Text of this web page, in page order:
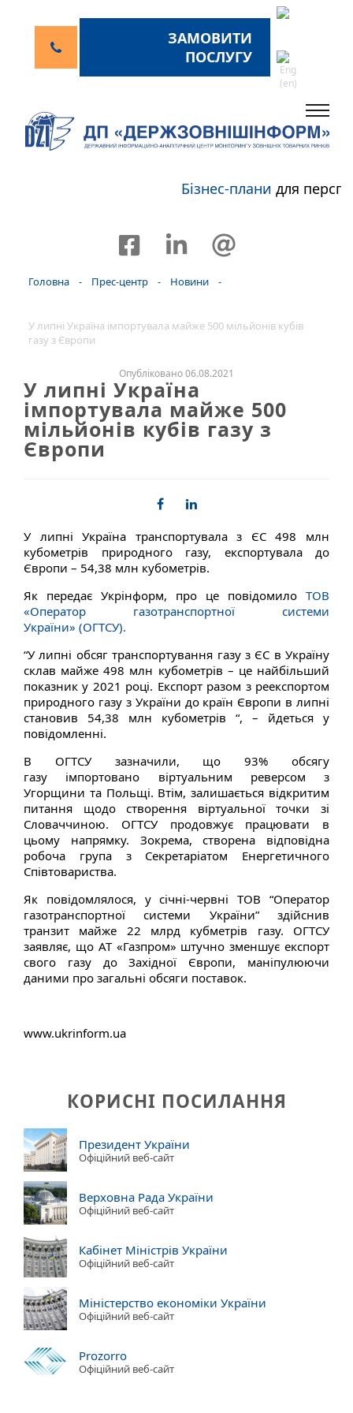
ЗАМОВИТИ
ПОСЛУГУ
Бізнес-планидля
Головна - Прес-центр - Новини -
У липні Україна імпортувала майже 500 мільйонів кубів
газу з Європи
Опубліковано 06.08.2021
У липні Україна
імпортувала майже 500
мільйонів кубів газу з
Європи
У липні Україна транспортувала з ЄС 498 млн
кубометрів природного газу, експортувала до
Європи – 54,38 млн кубометрів.
Як передає Укрінформ, про це повідомило ТОВ
«Оператор газотранспортної системи
України» (ОГТСУ).
“У липні обсяг транспортування газу з ЄС в Україну
склав майже 498 млн кубометрів – це найбільший
показник у 2021 році. Експорт разом з реекспортом
природного газу з України до країн Європи в липні
становив 54,38 млн кубометрів “, – йдеться у
повідомленні.
В ОГТСУ зазначили, що 93% обсягу
газу імпортовано віртуальним реверсом з
Угорщини та Польщі. Втім, залишається відкритим
питання щодо створення віртуальної точки зі
Словаччиною. ОГТСУ продовжує працювати в
цьому напрямку. Зокрема, створена відповідна
робоча група з Секретаріатом Енергетичного
Співтовариства.
Як повідомлялося, у січні-червні ТОВ “Оператор
газотранспортної системи України” здійснив
транзит майже 22 млрд кубметрів газу. ОГТСУ
заявляє, що АТ «Газпром» штучно зменшує експорт
свого газу до Західної Європи, маніпулюючи
даними про загальні обсяги поставок.
www.ukrinform.ua
КОРИСНІ ПОСИЛАННЯ
Президент України
Офіційний веб-сайт
Верховна Рада України
Офіційний веб-сайт
Кабінет Міністрів України
Офіційний веб-сайт
Міністерство економіки України
Офіційний веб-сайт
Prozorro
Офіційний веб-сайт